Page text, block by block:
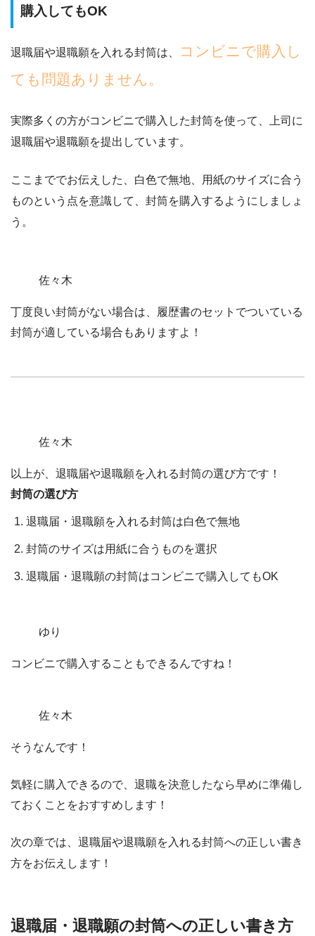
購入してもOK
退職届や退職願を入れる封筒は、
コンビニで購入し
ても問題ありません。
実際多くの方がコンビニで購入した封筒を使って、上司に
退職届や退職願を提出しています。
ここまででお伝えした、 白色で無地、用紙のサイズに合う
ものという点を意識して 、封筒を購入するようにしましょ
う。
佐々木
丁度良い封筒がない場合は、履歴書のセットでついている
封筒が適している場合もありますよ！
佐々木
以上が、退職届や退職願を入れる封筒の選び方です！
封筒の選び方
退職届・退職願を入れる封筒は白色で無地
封筒のサイズは用紙に合うものを選択
退職届・退職願の封筒はコンビニで購入してもOK
ゆり
コンビニで購入することもできるんですね！
佐々木
そうなんです！
気軽に購入できるので、退職を決意したなら早めに準備し
ておくことをおすすめします！
次の章では、退職届や退職願を入れる封筒への正しい書き
方をお伝えします！
退職届・退職願の封筒への正しい書き方